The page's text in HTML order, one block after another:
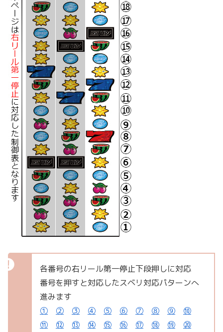
各番号の右リール第一停止下段押しに対応
番号を押すと対応したスベリ対応パターンへ
進みます
①
② ③ ④ ⑤ ⑥ ⑦ ⑧ ⑨
⑩
⑪
⑫ ⑬ ⑭ ⑮ ⑯ ⑰ ⑱ ⑲
⑳